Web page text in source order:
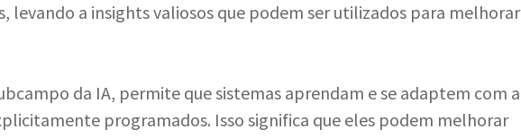
levando a insights valiosos que podem ser utilizados para melhorar
da IA, permite que sistemas aprendam e se adaptem com a
programados. Isso significa que eles podem melhorar